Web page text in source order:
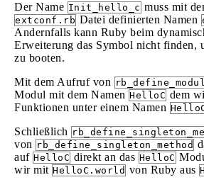
Der Name Init_hello_c muss mit
extconf.rb Datei definierten Namen
Andernfalls kann Ruby beim
Erweiterung das Symbol nicht finden,
zu booten.
Mit dem Aufruf von
Modul mit dem Namen HelloC dem
Funktionen unter einem Namen
Schließlich
von rb_define_singleton_method
auf HelloC direkt an das HelloC
wir mit HelloC.world von Ruby aus